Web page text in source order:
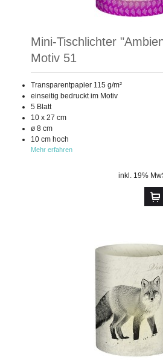
Mini-Tischlichter
Motiv 51
Transparentpapier 115 g/m²
einseitig bedruckt im Motiv
5 Blatt
10 x 27 cm
ø 8 cm
10 cm hoch
Mehr erfahren
inkl. 19%